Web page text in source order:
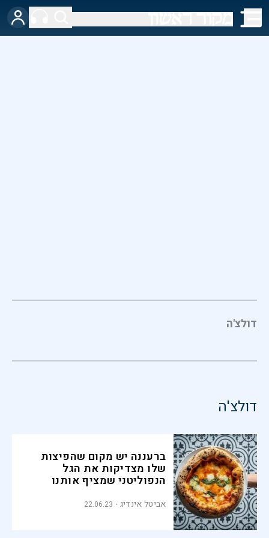
דולצ'ה
דולצ'ה
ברעננה יש מקום שהפיצות
שלו מצדיקות את הגל
הנפוליטני שמציף אותנו
אביטל אינדיג 22.06.23